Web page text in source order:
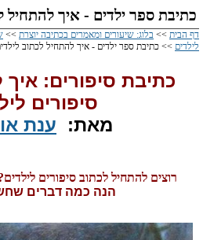
כתיבת ספר ילדים - איך להתחיל
דף הבית >> בלוג: שיעורים ומאמרים בכתיבה יוצרת >>
לילדים >> כתיבת ספר ילדים - איך להתחיל לכתוב
כתיבת סיפורים:
סיפורים
מאת: ענת
רוצים להתחיל לכתוב סיפורים
הנה כמה דברים